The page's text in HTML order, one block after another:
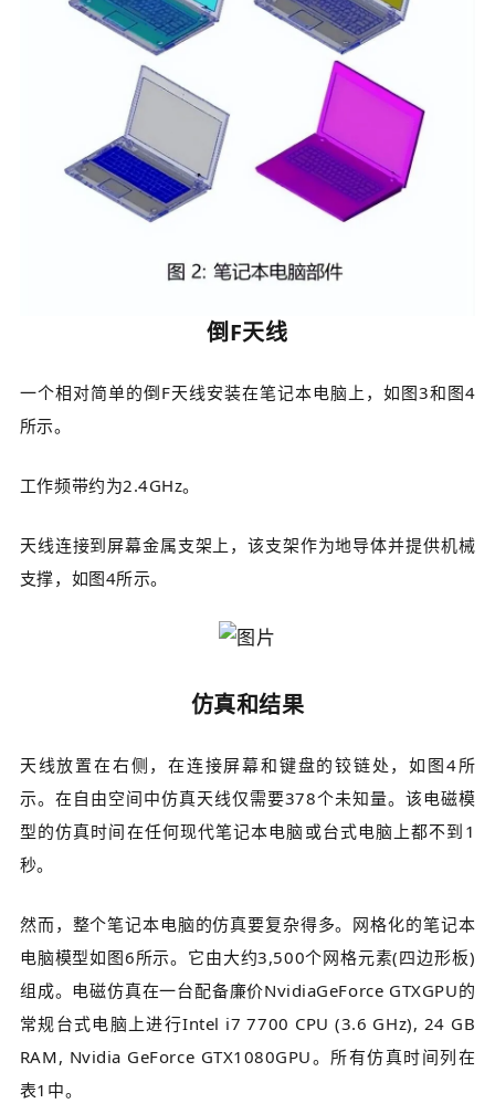
倒F天线
一个相对简单的倒F天线安装在笔记本电脑上，如图3和图4
所示。
工作频带约为2.4GHz。
天线连接到屏幕金属支架上，该支架作为地导体并提供机械
支撑，如图4所示。
仿真和结果
天线放置在右侧，在连接屏幕和键盘的铰链处，如图4所
示。在自由空间中仿真天线仅需要378个未知量。该电磁模
型的仿真时间在任何现代笔记本电脑或台式电脑上都不到1
秒。
然而，整个笔记本电脑的仿真要复杂得多。网格化的笔记本
电脑模型如图6所示。它由大约3,500个网格元素(四边形板)
组成。电磁仿真在一台配备廉价NvidiaGeForce GTXGPU的
常规台式电脑上进行Intel i7 7700 CPU (3.6 GHz), 24 GB
RAM, Nvidia GeForce GTX1080GPU。所有仿真时间列在
表1中。